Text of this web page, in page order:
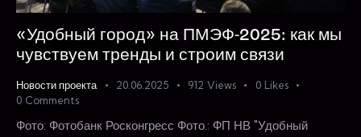
«Удобный город» на ПМЭФ-2025: как мы
чувствуем тренды и строим связи
Новости проекта 20.06.2025 912 Views 0 Likes
0 Comments
Фото: Фотобанк Росконгресс Фото.: ФП НВ "Удобный